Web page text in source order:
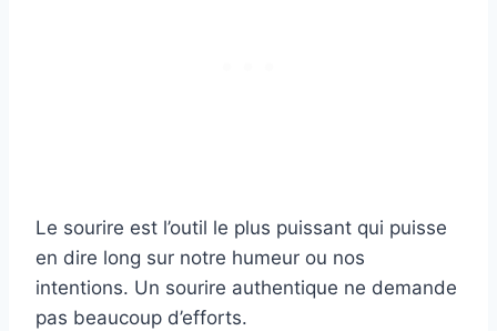
Le sourire est l’outil le plus puissant qui puisse
en dire long sur notre humeur ou nos
intentions. Un sourire authentique ne demande
pas beaucoup d’efforts.